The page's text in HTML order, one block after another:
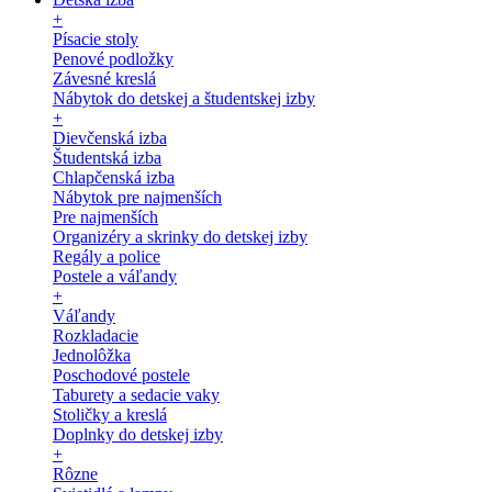
+
Písacie stoly
Penové podložky
Závesné kreslá
Nábytok do detskej a študentskej izby
+
Dievčenská izba
Študentská izba
Chlapčenská izba
Nábytok pre najmenších
Pre najmenších
Organizéry a skrinky do detskej izby
Regály a police
Postele a váľandy
+
Váľandy
Rozkladacie
Jednolôžka
Poschodové postele
Taburety a sedacie vaky
Stoličky a kreslá
Doplnky do detskej izby
+
Rôzne